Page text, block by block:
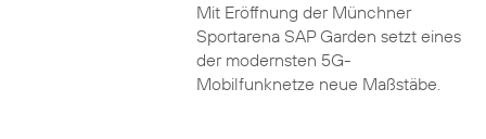
Mit Eröffnung der Münchner
Sportarena SAP Garden setzt eines
der modernsten 5G-
Mobilfunknetze neue Maßstäbe.